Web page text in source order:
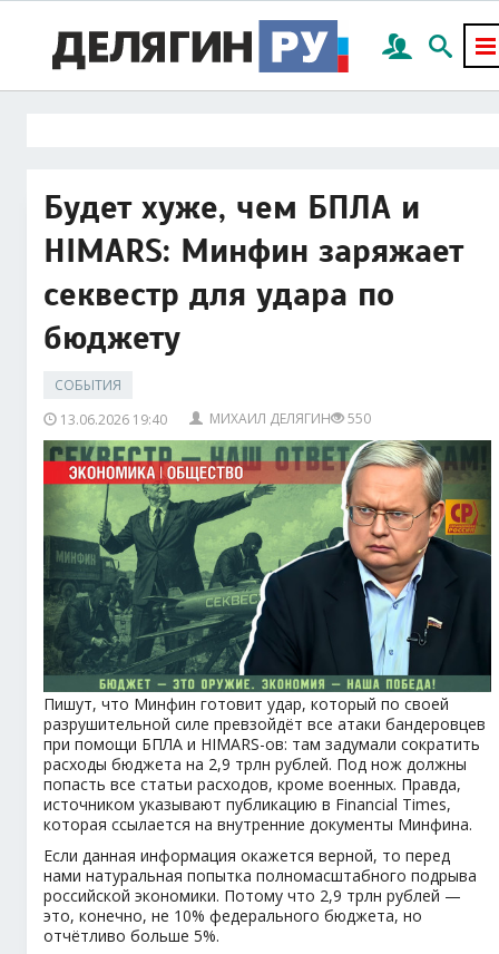
Будет хуже, чем БПЛА и
HIMARS: Минфин заряжает
секвестр для удара по
бюджету
СОБЫТИЯ
13.06.2026 19:40
МИХАИЛ ДЕЛЯГИН 550
Пишут, что Минфин готовит удар, который по своей
разрушительной силе превзойдёт все атаки бандеровцев
при помощи БПЛА и HIMARS-ов: там задумали сократить
расходы бюджета на 2,9 трлн рублей. Под нож должны
попасть все статьи расходов, кроме военных. Правда,
источником указывают публикацию в Financial Times,
которая ссылается на внутренние документы Минфина.
Если данная информация окажется верной, то перед
нами натуральная попытка полномасштабного подрыва
российской экономики. Потому что 2,9 трлн рублей —
это, конечно, не 10% федерального бюджета, но
отчётливо больше 5%.